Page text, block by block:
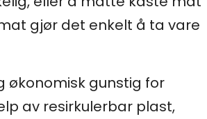
gjør det enkelt å ta vare
økonomisk gunstig for
av resirkulerbar plast,